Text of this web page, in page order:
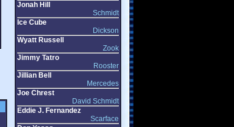
Jonah Hill
Schmidt
Ice Cube
Dickson
Wyatt Russell
Zook
Jimmy Tatro
Rooster
Jillian Bell
Mercedes
Joe Chrest
David Schmidt
Eddie J. Fernandez
Scarface